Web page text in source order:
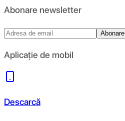
Abonare newsletter
Abonare
Aplicație de mobil
Descarcă